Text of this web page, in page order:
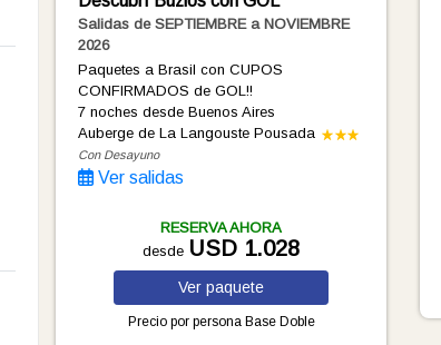
Salidas de SEPTIEMBRE a NOVIEMBRE
2026
Paquetes a Brasil con CUPOS
CONFIRMADOS de GOL!!
7 nochesdesde Buenos Aires
Auberge de La Langouste Pousada
Con Desayuno
Ver salidas
RESERVA AHORA
desde USD 1.028
Verpaquete
Precio por persona Base Doble